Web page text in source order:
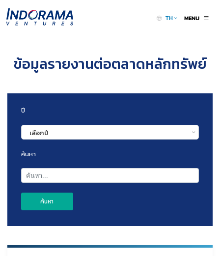
TH MENU
ข้อมูลรายงานต่อตลาดหลักทรัพย์
ปี
เลือกปี
ค้นหา